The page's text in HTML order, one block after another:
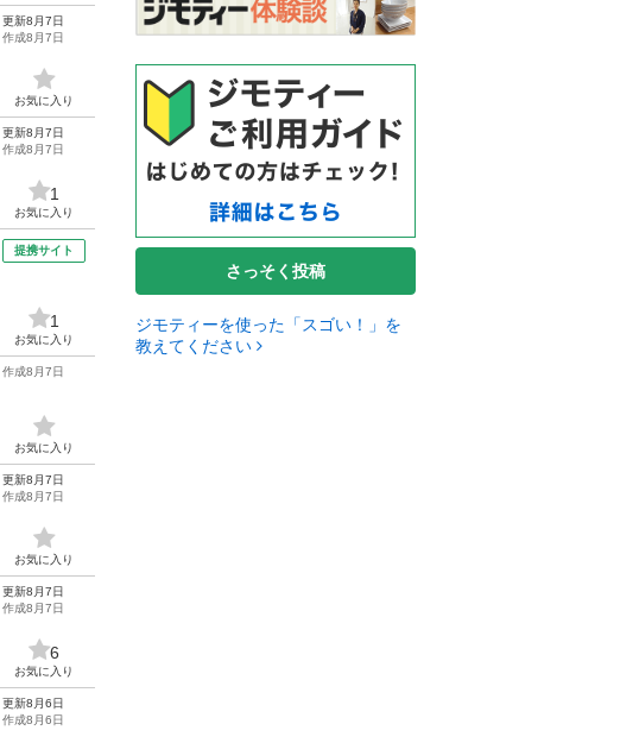
更新8月7日
作成8月7日
お気に入り
更新8月7日
作成8月7日
1
お気に入り
提携サイト
1
お気に入り
作成8月7日
お気に入り
更新8月7日
作成8月7日
お気に入り
更新8月7日
作成8月7日
6
お気に入り
更新8月6日
作成8月6日
さっそく投稿
ジモティーを使った「スゴい！」を
教えてください